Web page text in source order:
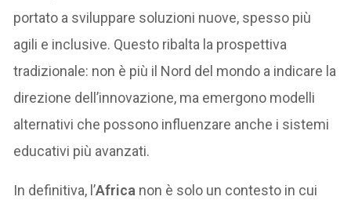
portato a sviluppare soluzioni nuove, spesso più
agili e inclusive. Questo ribalta la prospettiva
tradizionale: non è più il Nord del mondo a indicare la
direzione dell’innovazione, ma emergono modelli
alternativi che possono influenzare anche i sistemi
educativi più avanzati.
In definitiva, l’Africa non è solo un contesto in cui